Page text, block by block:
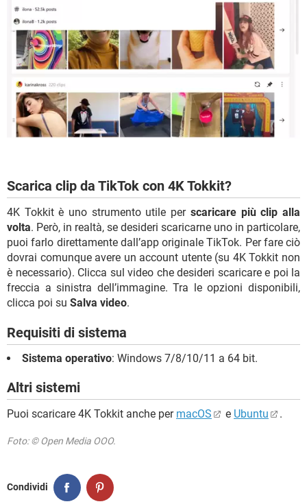
Scarica clip da TikTok con 4K Tokkit?
4K Tokkit è uno strumento utile per scaricare più clip alla
volta. Però, in realtà, se desideri scaricarne uno in particolare,
puoi farlo direttamente dall’app originale TikTok. Per fare ciò
dovrai comunque avere un account utente (su 4K Tokkit non
è necessario). Clicca sul video che desideri scaricare e poi la
freccia a sinistra dell’immagine. Tra le opzioni disponibili,
clicca poi su Salva video.
Requisiti di sistema
Sistema operativo: Windows 7/8/10/11 a 64 bit.
Altri sistemi
Puoi scaricare 4K Tokkit anche per macOS e Ubuntu .
Foto: © Open Media OOO.
Condividi